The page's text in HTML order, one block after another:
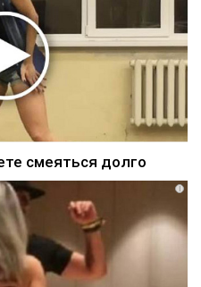
смеяться долго
i